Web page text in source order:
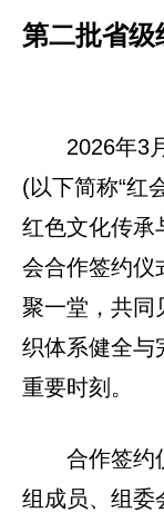
第二批省级
2026年3
(以下简称“红
红色文化传承
会合作签约仪
聚一堂，共同
织体系健全与
重要时刻。
合作签约
组成员、组委